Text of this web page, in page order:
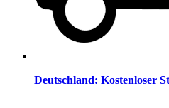
Deutschland: Kostenloser